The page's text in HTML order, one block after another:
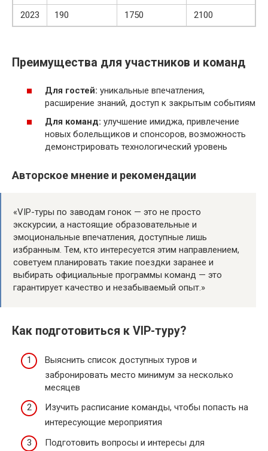
2023
190 1750 2100
Преимущества для участников и команд
Для гостей: уникальные впечатления,
расширение знаний, доступ к закрытым событиям
Для команд: улучшение имиджа, привлечение
новых болельщиков и спонсоров, возможность
демонстрировать технологический уровень
Авторское мнение и рекомендации
«VIP-туры по заводам гонок — это не просто
экскурсии, а настоящие образовательные и
эмоциональные впечатления, доступные лишь
избранным. Тем, кто интересуется этим направлением,
советуем планировать такие поездки заранее и
выбирать официальные программы команд — это
гарантирует качество и незабываемый опыт.»
Как подготовиться к VIP-туру?
Выяснить список доступных туров и
забронировать место минимум за несколько
месяцев
Изучить расписание команды, чтобы попасть на
интересующие мероприятия
Подготовить вопросы и интересы для